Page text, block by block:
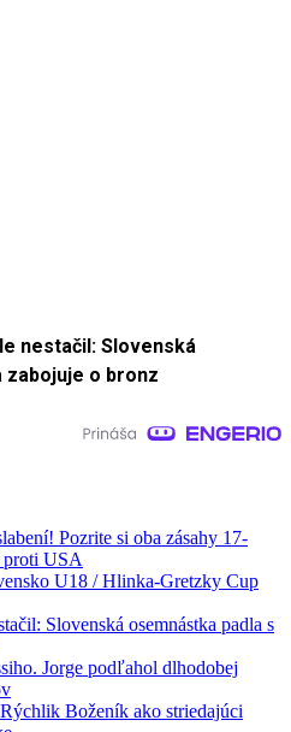
nestačil: Slovenská
zabojuje o bronz
Pozrite si oba zásahy 17-
proti USA
U18 / Hlinka-Gretzky Cup
Slovenská osemnástka padla s
Jorge podľahol dlhodobej
Boženík ako striedajúci